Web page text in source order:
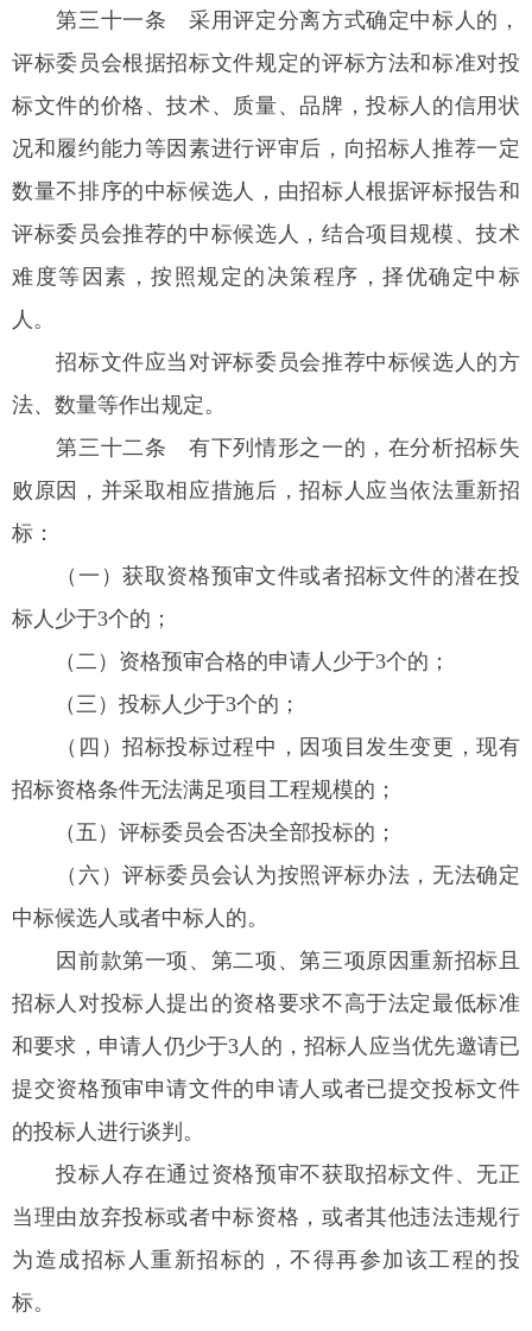
第三十一条 采用评定分离方式确定中标人的，
评标委员会根据招标文件规定的评标方法和标准对投
标文件的价格、技术、质量、品牌，投标人的信用状
况和履约能力等因素进行评审后，向招标人推荐一定
数量不排序的中标候选人，由招标人根据评标报告和
评标委员会推荐的中标候选人，结合项目规模、技术
难度等因素，按照规定的决策程序，择优确定中标
人。
招标文件应当对评标委员会推荐中标候选人的方
法、数量等作出规定。
第三十二条 有下列情形之一的，在分析招标失
败原因，并采取相应措施后，招标人应当依法重新招
标：
（一）获取资格预审文件或者招标文件的潜在投
标人少于3个的；
（二）资格预审合格的申请人少于3个的；
（三）投标人少于3个的；
（四）招标投标过程中，因项目发生变更，现有
招标资格条件无法满足项目工程规模的；
（五）评标委员会否决全部投标的；
（六）评标委员会认为按照评标办法，无法确定
中标候选人或者中标人的。
因前款第一项、第二项、第三项原因重新招标且
招标人对投标人提出的资格要求不高于法定最低标准
和要求，申请人仍少于3人的，招标人应当优先邀请已
提交资格预审申请文件的申请人或者已提交投标文件
的投标人进行谈判。
投标人存在通过资格预审不获取招标文件、无正
当理由放弃投标或者中标资格，或者其他违法违规行
为造成招标人重新招标的，不得再参加该工程的投
标。